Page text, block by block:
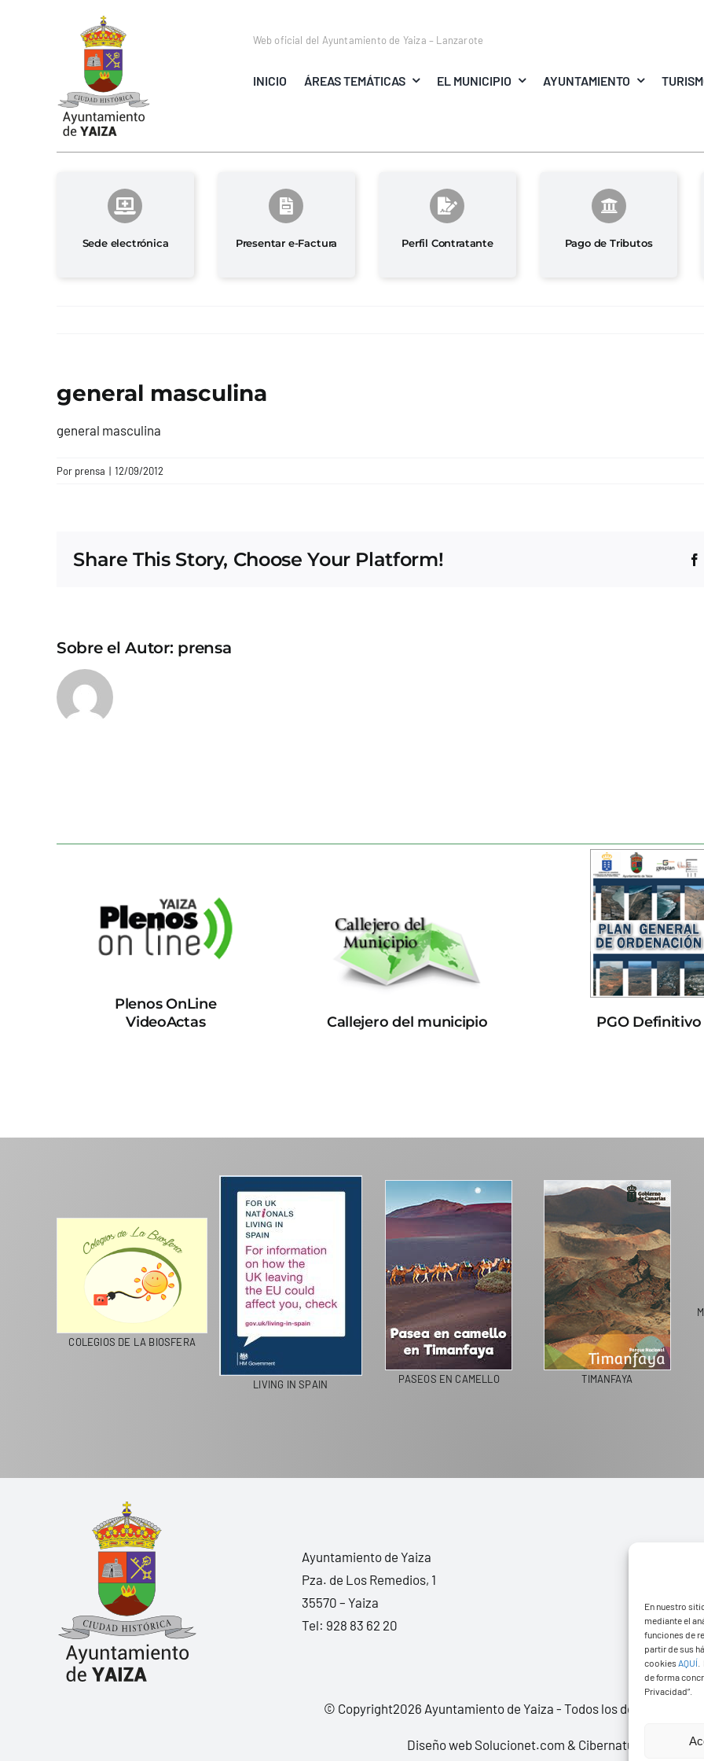
En nuestro
mediante el
funciones de
partir de sus
cookies AQUÍ
de forma
Privacidad”.
Web oficial del Ayuntamiento de Yaiza – Lanzarote
INICIO ÁREAS TEMÁTICAS EL MUNICIPIO AYUNTAMIENTO
Sede electrónica Presentar e-Factura Perfil Contratante Pago de Tributos
general masculina
general masculina
Por prensa | 12/09/2012
Share This Story, Choose Your Platform!
Sobre el Autor: prensa
Plenos OnLine
VideoActas
Callejero del municipio PGO Definitivo
COLEGIOS DE LA BIOSFERA
LIVING IN SPAIN PASEOS EN CAMELLO TIMANFAYA
Ayuntamiento de Yaiza
Pza. de Los Remedios, 1
35570 – Yaiza
Tel: 928 83 62 20
© Copyright2026 Ayuntamiento de Yaiza - Todos los derechos
Diseño web Solucionet.com & Cibernatural